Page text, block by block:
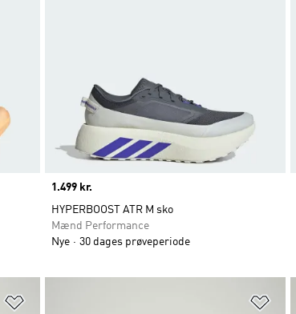
Price
1.499 kr.
HYPERBOOST ATR M sko
Mænd Performance
Nye
30 dages prøveperiode